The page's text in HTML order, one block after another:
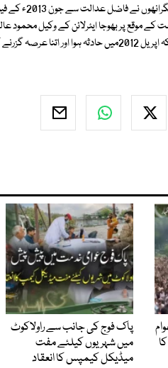
سربراہی کے لیے سپریم کورٹ کے
موقع پر بھوجا ایئرلائن کے وکیل محمود
توجہ کمیشن کے قیام کے فیصلے پرنظرثانی کی طرف دلائی عدالت نے کہا کہ اپریل
پاک فوج کی جانب سے راولاکوٹ
میں شہریوں کیلئے مفت
میڈیکل کیمپس کا انعقاد